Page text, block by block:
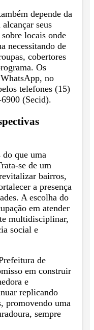
depende da
seus
locais onde
necessitando de
cobertores
Os
no
telefones (15)
(Secid).
do que uma
se de um
bairros,
a presença
A escolha do
em atender
multidisciplinar,
social e
de
em construir
e
replicando
promovendo uma
sempre